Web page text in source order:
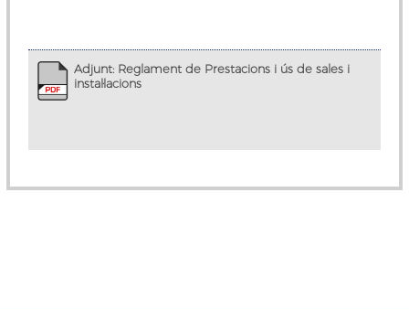
Adjunt: Reglament de Prestacions i ús de sales i
instal·lacions